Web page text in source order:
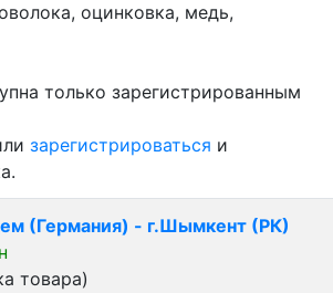
оцинковка, медь,
только зарегистрированным
зарегистрироваться и
(Германия) - г.Шымкент (РК)
товара)